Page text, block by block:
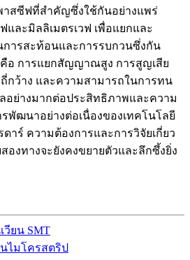
าสซีฟที่สำคัญซึ่งใช้กันอย่างแพร่
และมิลลิเมตรเวฟ เพื่อแยกและ
ารสะท้อนและการรบกวนซึ่งกัน
อ การแยกสัญญาณสูง การสูญเสีย
กว้าง และความสามารถในการทน
อย่างมากต่อประสิทธิภาพและความ
รพัฒนาอย่างต่อเนื่องของเทคโนโลยี
ดาร์ ความต้องการและการวิจัยเกี่ยว
งทางจะยังคงขยายตัวและลึกซึ้งยิ่ง
วียน SMT
ไมโครสตริป